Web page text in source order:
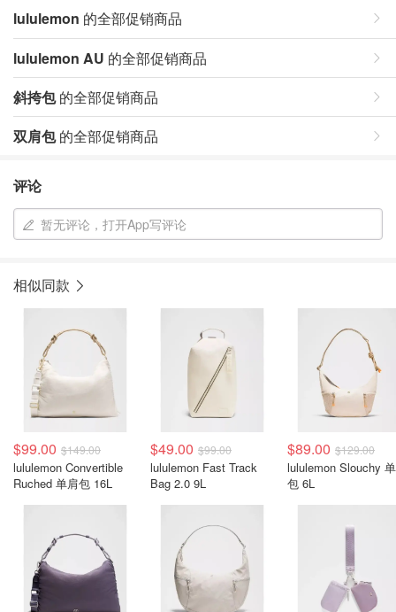
lululemon 的全部促销商品
lululemon AU 的全部促销商品
斜挎包的全部促销商品
双肩包的全部促销商品
评论
暂无评论，打开App写评论
相似同款
$99.00 $149.00
lululemon Convertible
Ruched 单肩包 16L
$49.00 $99.00
lululemon Fast Track
Bag 2.0 9L
$89.00 $129.00
lululemon Slouchy
包 6L